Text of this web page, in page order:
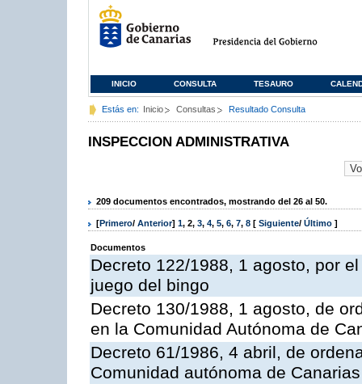
INICIO CONSULTA TESAURO
Estás en: Inicio Consultas Resultado Consulta
INSPECCION ADMINISTRATIVA
209 documentos encontrados, mostrando del 26 al 50.
[Primero/ Anterior] 1, 2, 3, 4, 5, 6, 7, 8 [ Siguiente/ Último ]
Documentos
Decreto 122/1988, 1 agosto, por
juego del bingo
Decreto 130/1988, 1 agosto, de
en la Comunidad Autónoma de
Decreto 61/1986, 4 abril, de
Comunidad autónoma de Canarias